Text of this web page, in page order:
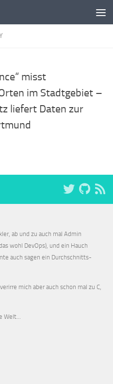
misst
im Stadtgebiet –
liefert Daten zur
ab und zu auch mal Admin
wohl DevOps), und ein Hauch
auch sagen ein Durchschnitts-
mich aber auch schon mal zu C,
Welt...